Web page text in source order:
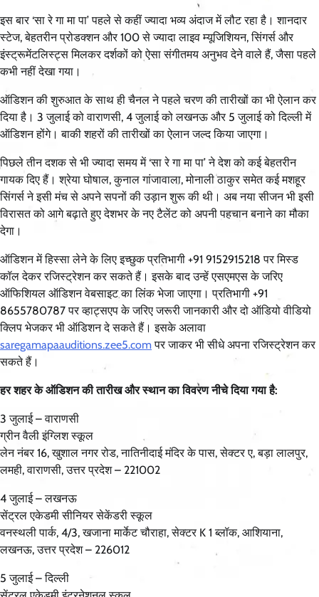
इस बार ‘सा रे गा मा पा’ पहले से कहीं ज्यादा भव्य अंदाज में लौट रहा है। शानदार
स्टेज, बेहतरीन प्रोडक्शन और 100 से ज्यादा लाइव म्यूजिशियन, सिंगर्स और
इंस्ट्रूमेंटलिस्ट्स मिलकर दर्शकों को ऐसा संगीतमय अनुभव देने वाले हैं, जैसा पहले
कभी नहीं देखा गया।
ऑडिशन की शुरुआत के साथ ही चैनल ने पहले चरण की तारीखों का भी ऐलान कर
दिया है। 3 जुलाई को वाराणसी, 4 जुलाई को लखनऊ और 5 जुलाई को दिल्ली में
ऑडिशन होंगे। बाकी शहरों की तारीखों का ऐलान जल्द किया जाएगा।
पिछले तीन दशक से भी ज्यादा समय में ‘सा रे गा मा पा’ ने देश को कई बेहतरीन
गायक दिए हैं। श्रेया घोषाल, कुनाल गांजावाला, मोनाली ठाकुर समेत कई मशहूर
सिंगर्स ने इसी मंच से अपने सपनों की उड़ान शुरू की थी। अब नया सीजन भी इसी
विरासत को आगे बढ़ाते हुए देशभर के नए टैलेंट को अपनी पहचान बनाने का मौका
देगा।
ऑडिशन में हिस्सा लेने के लिए इच्छुक प्रतिभागी +91 9152915218 पर मिस्ड
कॉल देकर रजिस्ट्रेशन कर सकते हैं। इसके बाद उन्हें एसएमएस के जरिए
ऑफिशियल ऑडिशन वेबसाइट का लिंक भेजा जाएगा। प्रतिभागी +91
8655780787 पर व्हाट्सएप के जरिए जरूरी जानकारी और दो ऑडियो वीडियो
क्लिप भेजकर भी ऑडिशन दे सकते हैं। इसके अलावा
saregamapaauditions.zee5.comपर जाकर भी सीधे अपना रजिस्ट्रेशन कर
सकते हैं।
हर शहर के ऑडिशन की तारीख और स्थान का विवरण नीचे दिया गया है:
3 जुलाई – वाराणसी
ग्रीन वैली इंग्लिश स्कूल
लेन नंबर 16, खुशाल नगर रोड, नातिनीदाई मंदिर के पास, सेक्टर ए, बड़ा लालपुर,
लमही, वाराणसी, उत्तर प्रदेश – 221002
4 जुलाई – लखनऊ
सेंट्रल एकेडमी सीनियर सेकेंडरी स्कूल
वनस्थली पार्क, 4/3, खजाना मार्केट चौराहा, सेक्टर K 1 ब्लॉक, आशियाना,
लखनऊ, उत्तर प्रदेश – 226012
5 जुलाई – दिल्ली